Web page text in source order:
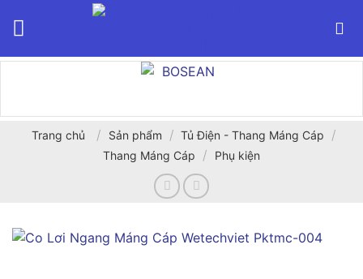
Trang chủ / Sản phẩm / Tủ Điện - Thang Máng Cáp /
Thang Máng Cáp / Phụ kiện